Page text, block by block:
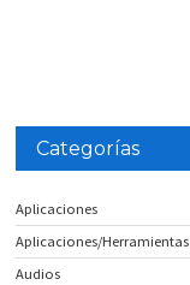
Categorías
Aplicaciones
Aplicaciones/Herramientas
Audios